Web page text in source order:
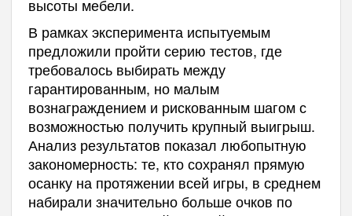
высоты мебели.
В рамках эксперимента испытуемым
предложили пройти серию тестов, где
требовалось выбирать между
гарантированным, но малым
вознаграждением и рискованным шагом с
возможностью получить крупный выигрыш.
Анализ результатов показал любопытную
закономерность: те, кто сохранял прямую
осанку на протяжении всей игры, в среднем
набирали значительно больше очков по